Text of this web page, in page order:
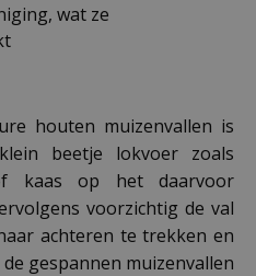
wat ze
houten muizenvallen is
beetje lokvoer zoals
kaas op het daarvoor
voorzichtig de val
achteren te trekken en
gespannen muizenvallen